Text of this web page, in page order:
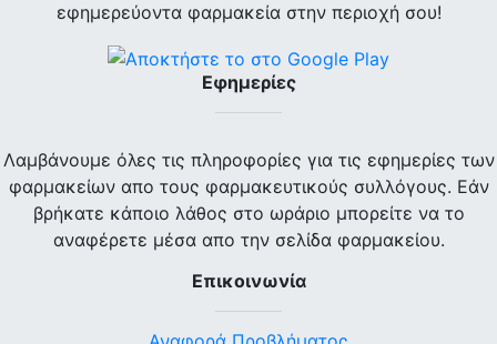
εφημερεύοντα φαρμακεία στην περιοχή σου!
Εφημερίες
Λαμβάνουμε όλες τις πληροφορίες για τις εφημερίες των
φαρμακείων απο τους φαρμακευτικούς συλλόγους. Εάν
βρήκατε κάποιο λάθος στο ωράριο μπορείτε να το
αναφέρετε μέσα απο την σελίδα φαρμακείου.
Επικοινωνία